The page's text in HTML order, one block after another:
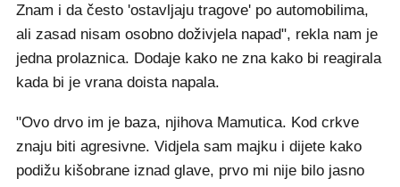
Znam i da često 'ostavljaju tragove' po automobilima,
ali zasad nisam osobno doživjela napad", rekla nam je
jedna prolaznica. Dodaje kako ne zna kako bi reagirala
kada bi je vrana doista napala.
"Ovo drvo im je baza, njihova Mamutica. Kod crkve
znaju biti agresivne. Vidjela sam majku i dijete kako
podižu kišobrane iznad glave, prvo mi nije bilo jasno